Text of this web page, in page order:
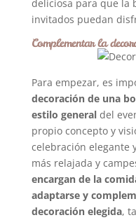
deliciosa para que la
invitados puedan
Complementar la
Para empezar, es
decoración de una
estilo generaldel
propio concepto y
celebración elegante
más relajada y
encargan de la
adaptarse y
decoración elegida,